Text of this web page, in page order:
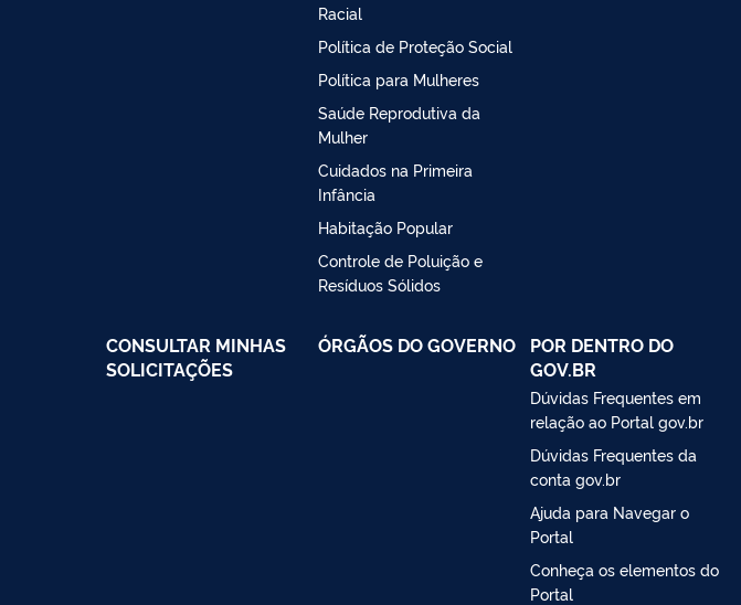
Racial
Política de Proteção Social
Política para Mulheres
Saúde Reprodutiva da
Mulher
Cuidados na Primeira
Infância
Habitação Popular
Controle de Poluição e
Resíduos Sólidos
CONSULTAR MINHAS
SOLICITAÇÕES
ÓRGÃOS DO GOVERNO
POR DENTRO DO
GOV.BR
Dúvidas Frequentes em
relação ao Portal gov.br
Dúvidas Frequentes da
conta gov.br
Ajuda para Navegar o
Portal
Conheça os elementos do
Portal